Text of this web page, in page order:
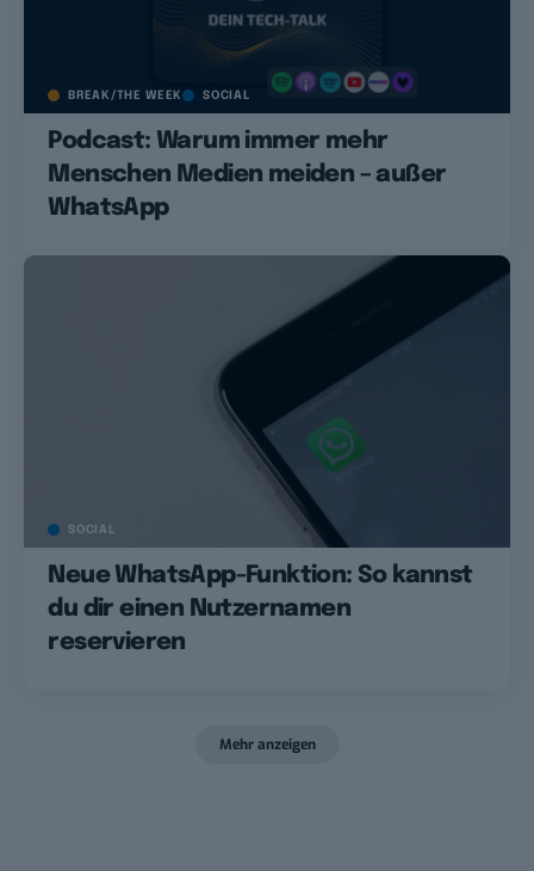
BREAK/THE WEEK SOCIAL
Podcast: Warum immer mehr
Menschen Medien meiden – außer
WhatsApp
SOCIAL
Neue WhatsApp-Funktion: So kannst
du dir einen Nutzernamen
reservieren
Mehr anzeigen